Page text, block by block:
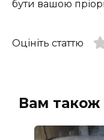
бути вашою
Оцініть статтю
Вам